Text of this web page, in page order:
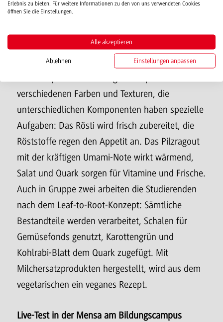
Gruppe zwei hat ein vegetarisches Gericht kreiert,
dem herbstlichen Speiseplan stehen
Kartoffelrösti mit Pilzragout, Spitzkohlsalat und
verschiedenen Farben und Texturen, die
unterschiedlichen Komponenten haben spezielle
Aufgaben: Das Rösti wird frisch zubereitet, die
Röststoffe regen den Appetit an. Das Pilzragout
mit der kräftigen Umami-Note wirkt wärmend,
Salat und Quark sorgen für Vitamine und Frische.
Auch in Gruppe zwei arbeiten die Studierenden
nach dem Leaf-to-Root-Konzept: Sämtliche
Bestandteile werden verarbeitet, Schalen für
Gemüsefonds genutzt, Karottengrün und
Kohlrabi-Blatt dem Quark zugefügt. Mit
Milchersatzprodukten hergestellt, wird aus dem
vegetarischen ein veganes Rezept.
Live-Test in der Mensa am Bildungscampus
Erlebnis zu bieten. Für weitere Informationen zu den von uns verwendeten Cookies
öffnen Sie die Einstellungen.
Alle akzeptieren
Ablehnen Einstellungen anpassen